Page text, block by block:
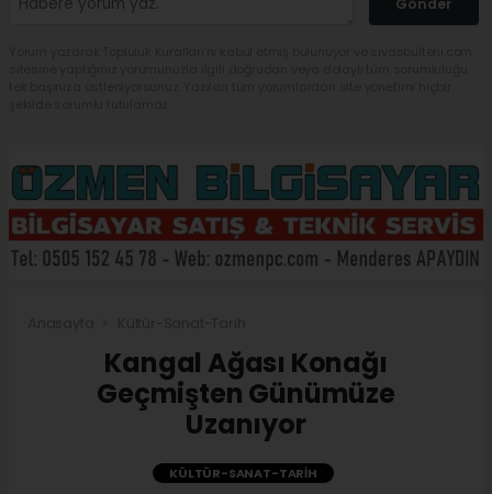
Gönder
Kangal Ağası Konağı
Geçmişten Günümüze
Uzanıyor
KÜLTÜR-SANAT-TARIH